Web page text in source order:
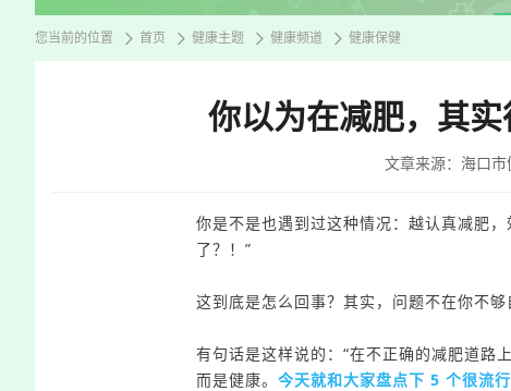
您当前的位置 首页 健康主题 健康频道 健康保健
你以为在减肥，其
文章来源：海口市
你是不是也遇到过这种情况：越认真减肥
了？！”
这到底是怎么回事？ 其实，问题不在你不够
有句话是这样说的：“在不正确的减肥道路上
而是健康。 今天就和大家盘点下 5 个很流行